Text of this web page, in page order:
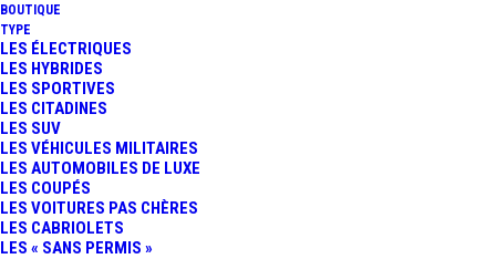
BOUTIQUE
TYPE
LES ÉLECTRIQUES
LES HYBRIDES
LES SPORTIVES
LES CITADINES
LES SUV
LES VÉHICULES MILITAIRES
LES AUTOMOBILES DE LUXE
LES COUPÉS
LES VOITURES PAS CHÈRES
LES CABRIOLETS
LES « SANS PERMIS »
2,177€/L
09/08/2026
Prix relevés le 09/08/2026 — mis à jour
automatiquement.